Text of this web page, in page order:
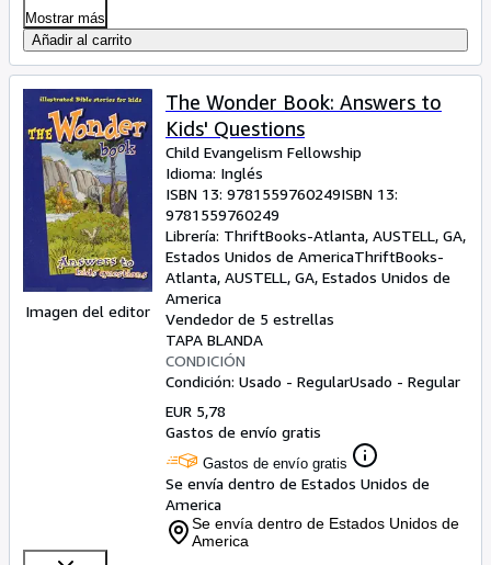
Mostrar más
Añadir al carrito
Imagen del editor
The Wonder Book: Answers to
Kids' Questions
Child Evangelism Fellowship
Idioma: Inglés
ISBN 13: 9781559760249ISBN 13:
9781559760249
Librería: ThriftBooks-Atlanta, AUSTELL, GA,
Estados Unidos de AmericaThriftBooks-
Atlanta, AUSTELL, GA, Estados Unidos de
America
Vendedor de 5 estrellas
TAPA BLANDA
CONDICIÓN
Condición: Usado - RegularUsado - Regular
EUR 5,78
Gastos de envío gratis
Gastos de envío gratis
Se envía dentro de Estados Unidos de
America
Se envía dentro de Estados Unidos de
America